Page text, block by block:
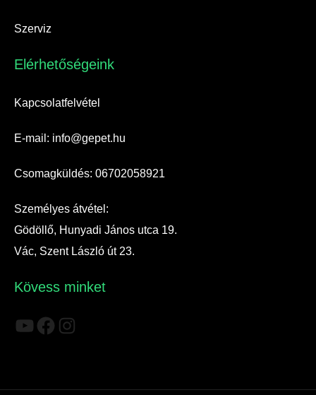
Szerviz
Elérhetőségeink​
Kapcsolatfelvétel
E-mail: info@gepet.hu
Csomagküldés: 06702058921
Személyes átvétel:
Gödöllő, Hunyadi János utca 19.
Vác, Szent László út 23.
Kövess minket
YouTube
Facebook
Instagram